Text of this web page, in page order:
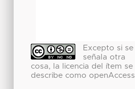
Excepto si se
señala otra
cosa, la licencia del ítem se
describe como openAccess